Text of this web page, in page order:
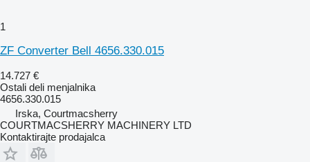
1
ZF Converter Bell 4656.330.015
14.727 €
Ostali deli menjalnika
4656.330.015
Irska, Courtmacsherry
COURTMACSHERRY MACHINERY LTD
Kontaktirajte prodajalca